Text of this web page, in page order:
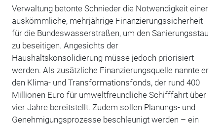
Verwaltung betonte Schnieder die Notwendigkeit einer
auskömmliche, mehrjährige Finanzierungssicherheit
für die Bundeswasserstraßen, um den Sanierungsstau
zu beseitigen. Angesichts der
Haushaltskonsolidierung müsse jedoch priorisiert
werden. Als zusätzliche Finanzierungsquelle nannte er
den Klima- und Transformationsfonds, der rund 400
Millionen Euro für umweltfreundliche Schifffahrt über
vier Jahre bereitstellt. Zudem sollen Planungs- und
Genehmigungsprozesse beschleunigt werden – ein